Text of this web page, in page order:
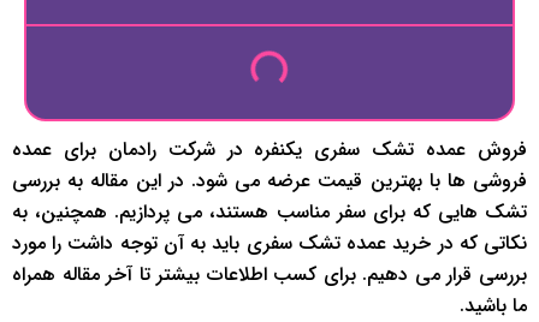
فروش عمده تشک سفری یکنفره در شرکت رادمان برای عمده
فروشی ها با بهترین قیمت عرضه می شود. در این مقاله به بررسی
تشک هایی که برای سفر مناسب هستند، می پردازیم. همچنین، به
نکاتی که در خرید عمده تشک سفری باید به آن توجه داشت را مورد
بررسی قرار می دهیم. برای کسب اطلاعات بیشتر تا آخر مقاله همراه
ما باشید.